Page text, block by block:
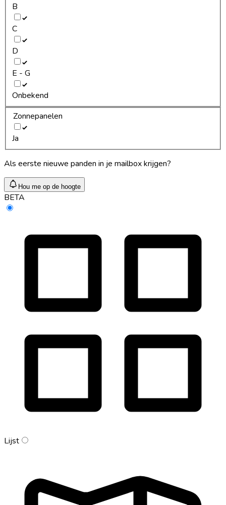
B
C
D
E - G
Onbekend
Zonnepanelen
Ja
Als eerste nieuwe panden in je mailbox krijgen?
Hou me op de hoogte
BETA
Lijst